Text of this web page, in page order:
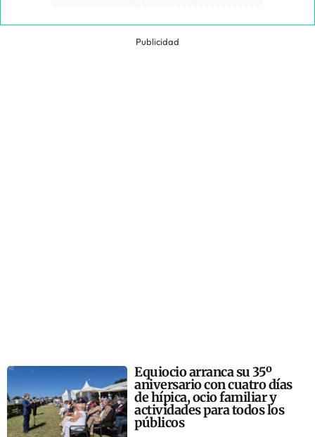
Publicidad
Equiocio arranca su 35º
aniversario con cuatro días
de hípica, ocio familiar y
actividades para todos los
públicos